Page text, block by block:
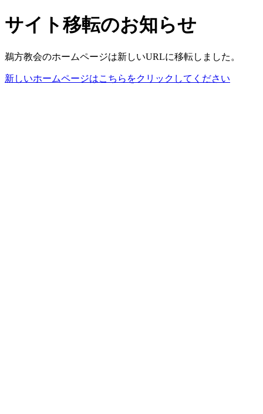
サイト移転のお知らせ
鵜方教会のホームページは新しいURLに移転しました。
新しいホームページはこちらをクリックしてください